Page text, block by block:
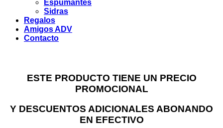
Espumantes
Sidras
Regalos
Amigos ADV
Contacto
ESTE PRODUCTO TIENE UN PRECIO
PROMOCIONAL
Y DESCUENTOS ADICIONALES ABONANDO
EN EFECTIVO